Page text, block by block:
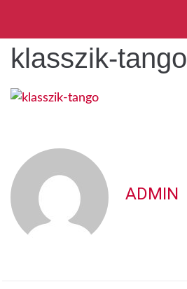
klasszik-tango
ADMIN